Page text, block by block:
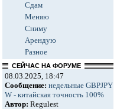
Сдам
Меняю
Сниму
Арендую
Разное
СЕЙЧАС НА ФОРУМЕ
08.03.2025, 18:47
Сообщение: недельные GBPJPY
W - китайская точность 100%
Автор: Regulest